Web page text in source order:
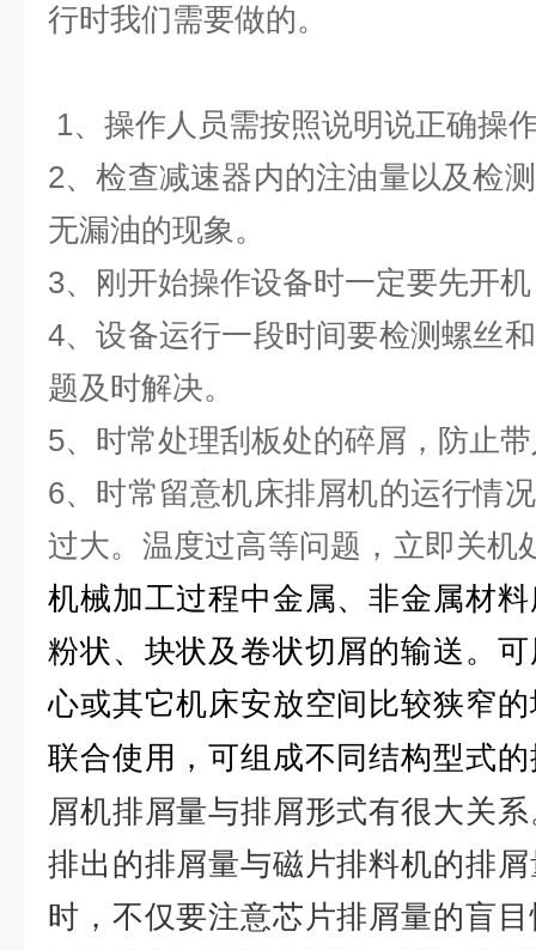
行时我们需要做的。
1、操作人员需按照说明说正确操
2、检查减速器内的注油量以及检
无漏油的现象。
3、刚开始操作设备时一定要先开
4、设备运行一段时间要检测螺丝
题及时解决。
5、时常处理刮板处的碎屑，防止
6、时常留意机床排屑机的运行情
过大。温度过高等问题，立即关
机械加工过程中金属、非金属材
粉状、块状及卷状切屑的输送。
心或其它机床安放空间比较狭窄
联合使用，可组成不同结构型式
屑机排屑量与排屑形式有很大关
排出的排屑量与磁片排料机的排
时，不仅要注意芯片排屑量的盲